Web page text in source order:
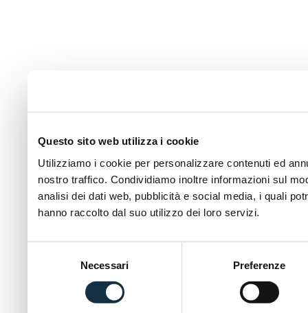
Questo sito web utilizza i cookie
Utilizziamo i cookie per personalizzare contenuti ed
nostro traffico. Condividiamo inoltre informazioni sul
analisi dei dati web, pubblicità e social media, i quali
hanno raccolto dal suo utilizzo dei loro servizi.
Necessari Preferenze